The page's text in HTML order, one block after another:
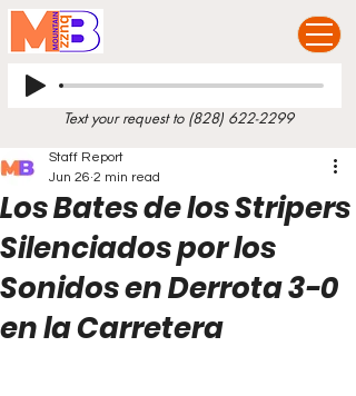
Text your request to (828) 622-2299
Los Bates de los Stripers
Silenciados por los
Sonidos en Derrota 3-0
en la Carretera
Staff Report
Jun 26 2 min read